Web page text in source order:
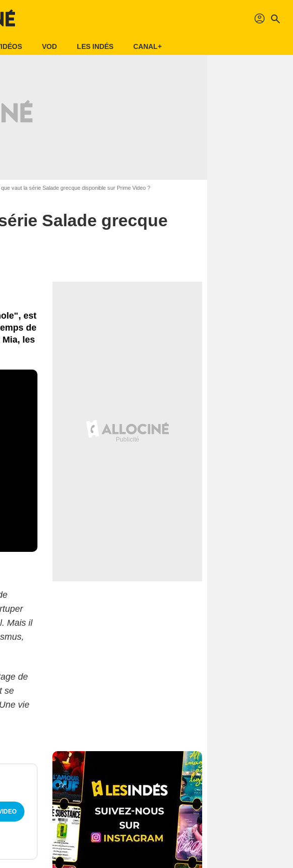
profil search
VOD LES INDÉS CANAL+
vaut la série Salade grecque disponible sur Prime Video ?
Salade grecque
est
de
les
Mais il
de
se
vie